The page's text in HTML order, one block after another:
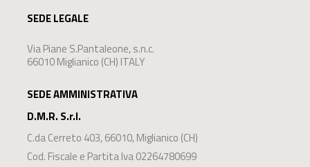
SEDE LEGALE
Via Piane S.Pantaleone, s.n.c.
66010 Miglianico (CH) ITALY
SEDE AMMINISTRATIVA
D.M.R. S.r.l.
C.da Cerreto 403,66010,Miglianico (CH)
Cod. Fiscale e Partita Iva 02264780699